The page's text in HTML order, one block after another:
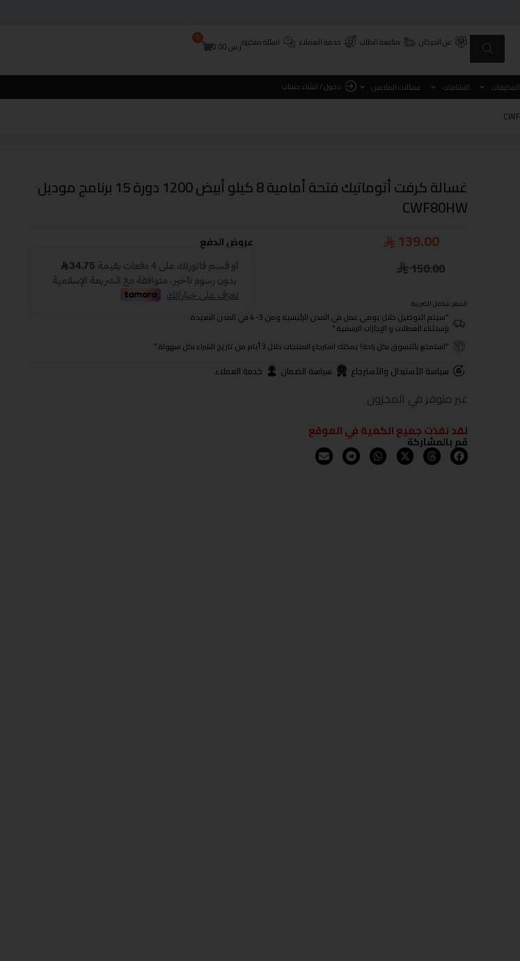
عن الحركان متابعة الطلب خدمة العملاء اسئلة متكررةر.س0.00
0
المكيفات النشافات غسالات الملابس دخول / انشاء حساب
غسالة كرفت أتوماتيك فتحة أمامية 8 كيلو أبيض 1200 دورة 15 برنامج موديل
CWF80HW
150.00
139.00
السعر شامل الضريبة
عروض الدفع
"سيتم التوصيل خلال يومي عمل في المدن الرئيسية ومن 3- 4 في المدن البعيدة.
بإستثناء العطلات و الإجازات الرسمية."
"استمتع بالتسوق بكل راحة! يمكنك استرجاع المنتجات خلال 3 أيام من تاريخ الشراء بكل سهولة."
سياسة الأستبدال والأسترجاع سياسة الضمان خدمة العملاء
غير متوفر في المخزون
لقد نفذت جميع الكمية في الموقع
قم بالمشاركة